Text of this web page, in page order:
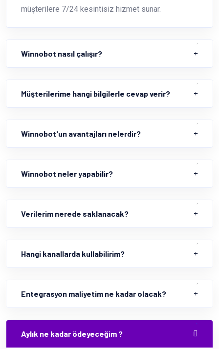
müşterilere 7/24 kesintisiz hizmet sunar.
Winnobot nasıl çalışır?
Müşterilerime hangi bilgilerle cevap verir?
Winnobot'un avantajları nelerdir?
Winnobot neler yapabilir?
Verilerim nerede saklanacak?
Hangi kanallarda kullabilirim?
Entegrasyon maliyetim ne kadar olacak?
Aylık ne kadar ödeyeceğim ?